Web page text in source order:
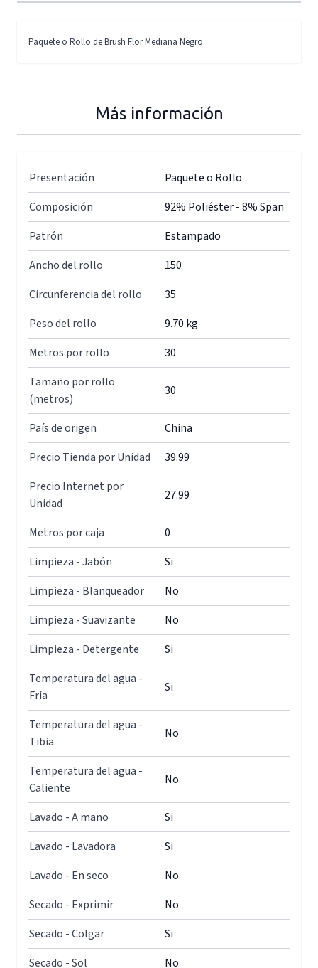
Paquete o Rollo de Brush Flor Mediana Negro.
Más información
Presentación
Paquete o Rollo
Composición
92% Poliéster - 8% Span
Patrón
Estampado
Ancho del rollo
150
Circunferencia del rollo
35
Peso del rollo
9.70 kg
Metros por rollo
30
Tamaño por rollo
(metros)
30
País de origen
China
Precio Tienda por Unidad
39.99
Precio Internet por
Unidad
27.99
Metros por caja
0
Limpieza - Jabón
Si
Limpieza - Blanqueador
No
Limpieza - Suavizante
No
Limpieza - Detergente
Si
Temperatura del agua -
Fría
Si
Temperatura del agua -
Tibia
No
Temperatura del agua -
Caliente
No
Lavado - A mano
Si
Lavado - Lavadora
Si
Lavado - En seco
No
Secado - Exprimir
No
Secado - Colgar
Si
Secado - Sol
No